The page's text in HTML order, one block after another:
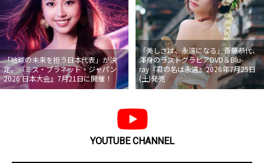
「地球の未来を担う日本代表」が決
定。『ミス・プラネット・ジャパン
2026 日本大会』7月21日に開催！
「美しさは、永遠になる」斎藤恭代、
渾身のラストグラビアDVD＆Blu-
ray『君の名は永遠』2026年7月25日
(土)発売
YOUTUBE CHANNEL